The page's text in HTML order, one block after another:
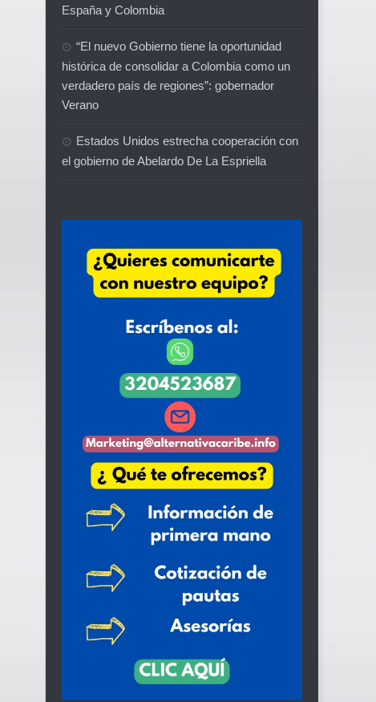
España y Colombia
“El nuevo Gobierno tiene la oportunidad
histórica de consolidar a Colombia como un
verdadero país de regiones”: gobernador
Verano
Estados Unidos estrecha cooperación con
el gobierno de Abelardo De La Espriella